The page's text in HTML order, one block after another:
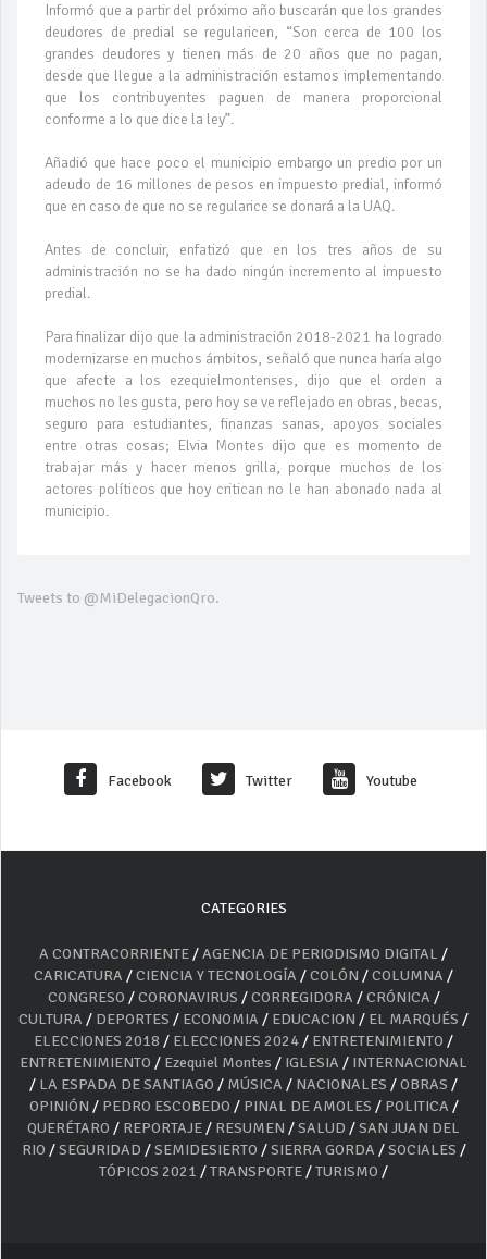
Informó que a partir del próximo año buscarán que los grandes
deudores de predial se regularicen, “Son cerca de 100 los
grandes deudores y tienen más de 20 años que no pagan,
desde que llegue a la administración estamos implementando
que los contribuyentes paguen de manera proporcional
conforme a lo que dice la ley”.
Añadió que hace poco el municipio embargo un predio por un
adeudo de 16 millones de pesos en impuesto predial, informó
que en caso de que no se regularice se donará a la UAQ.
Antes de concluir, enfatizó que en los tres años de su
administración no se ha dado ningún incremento al impuesto
predial.
Para finalizar dijo que la administración 2018-2021 ha logrado
modernizarse en muchos ámbitos, señaló que nunca haría algo
que afecte a los ezequielmontenses, dijo que el orden a
muchos no les gusta, pero hoy se ve reflejado en obras, becas,
seguro para estudiantes, finanzas sanas, apoyos sociales
entre otras cosas; Elvia Montes dijo que es momento de
trabajar más y hacer menos grilla, porque muchos de los
actores políticos que hoy critican no le han abonado nada al
municipio.
Tweets to @MiDelegacionQro.
Facebook Twitter Youtube
CATEGORIES
A CONTRACORRIENTE/AGENCIA DE PERIODISMO DIGITAL /
CARICATURA /CIENCIA Y TECNOLOGÍA /COLÓN /COLUMNA /
CONGRESO /CORONAVIRUS /CORREGIDORA /CRÓNICA /
CULTURA / DEPORTES / ECONOMIA / EDUCACION / EL MARQUÉS /
ELECCIONES 2018 / ELECCIONES 2024/ ENTRETENIMIENTO /
ENTRETENIMIENTO / Ezequiel Montes / IGLESIA / INTERNACIONAL
/ LA ESPADA DE SANTIAGO / MÚSICA / NACIONALES /OBRAS /
OPINIÓN / PEDRO ESCOBEDO / PINAL DE AMOLES / POLITICA /
QUERÉTARO / REPORTAJE/ RESUMEN /SALUD /SAN JUAN DEL
RIO /SEGURIDAD /SEMIDESIERTO /SIERRA GORDA /SOCIALES /
TÓPICOS 2021 /TRANSPORTE/TURISMO /